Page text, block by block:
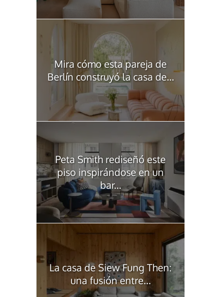
Mira cómo esta pareja de
Berlín construyó la casa de...
Peta Smith rediseñó este
piso inspirándose en un
bar...
La casa de Siew Fung Then:
una fusión entre...